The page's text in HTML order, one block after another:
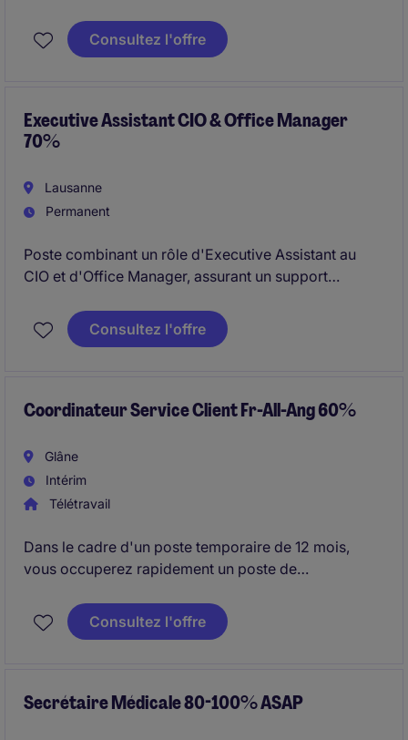
rigoureux(se) et bien organisé(e). Vous intégrerez
une équipe de support administratif et contribuerez
Consultez l'offre
Executive Assistant CIO & Office Manager
70%
Lausanne
Permanent
Poste combinant un rôle d'Executive Assistant au
CIO et d'Office Manager, assurant un support
la gestion des opérations quotidiennes du bureau. Le
poste requiert organisation, proactivité et capacité à
Consultez l'offre
Coordinateur Service Client Fr-All-Ang 60%
Glâne
Intérim
Télétravail
Dans le cadre d'un poste temporaire de 12 mois,
vous occuperez rapidement un poste de
industriel. Vous serez en charge de la gestion des
relations clients et du suivi administratif lié à leurs
Consultez l'offre
Secrétaire Médicale 80-100% ASAP